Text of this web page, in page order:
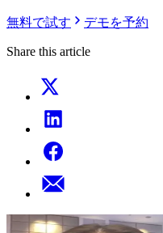
無料で試す デモを予約
Share this article